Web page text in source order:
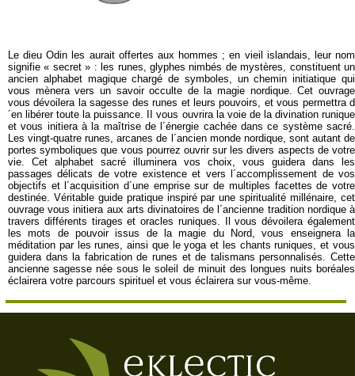
Le dieu Odin les aurait offertes aux hommes ; en vieil islandais, leur nom
signifie « secret » : les runes, glyphes nimbés de mystères, constituent un
ancien alphabet magique chargé de symboles, un chemin initiatique qui
vous mènera vers un savoir occulte de la magie nordique. Cet ouvrage
vous dévoilera la sagesse des runes et leurs pouvoirs, et vous permettra d
´en libérer toute la puissance. II vous ouvrira la voie de la divination runique
et vous initiera à la maîtrise de l´énergie cachée dans ce système sacré.
Les vingt-quatre runes, arcanes de l´ancien monde nordique, sont autant de
portes symboliques que vous pourrez ouvrir sur les divers aspects de votre
vie. Cet alphabet sacré illuminera vos choix, vous guidera dans les
passages délicats de votre existence et vers l´accomplissement de vos
objectifs et l´acquisition d´une emprise sur de multiples facettes de votre
destinée. Véritable guide pratique inspiré par une spiritualité millénaire, cet
ouvrage vous initiera aux arts divinatoires de l´ancienne tradition nordique à
travers différents tirages et oracles runiques. Il vous dévoilera également
les mots de pouvoir issus de la magie du Nord, vous enseignera la
méditation par les runes, ainsi que le yoga et les chants runiques, et vous
guidera dans la fabrication de runes et de talismans personnalisés. Cette
ancienne sagesse née sous le soleil de minuit des longues nuits boréales
éclairera votre parcours spirituel et vous éclairera sur vous-même.